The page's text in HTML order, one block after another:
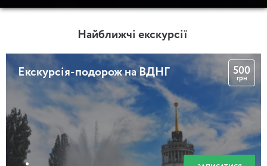
Найближчі екскурсії
Екскурсія-подорож на ВДНГ 500
грн